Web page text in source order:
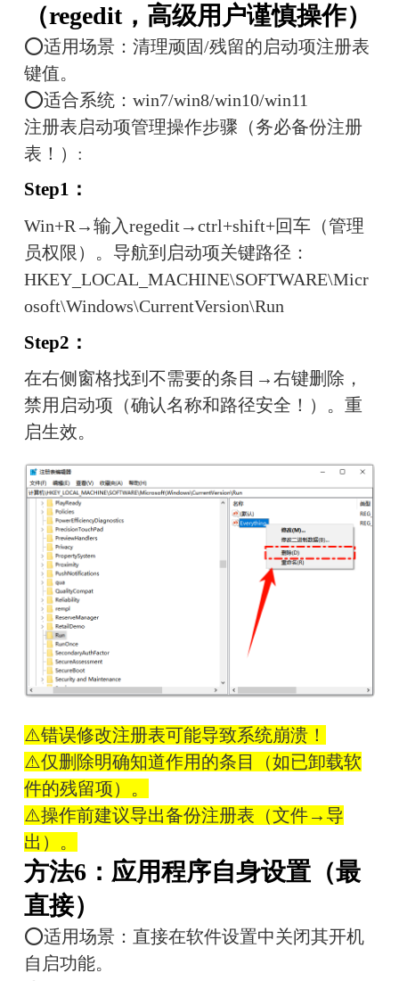
（regedit，高级用户谨慎操作）
⭕适用场景：清理顽固/残留的启动项注册表
键值。
⭕适合系统：win7/win8/win10/win11
注册表启动项管理操作步骤（务必备份注册
表！）:
Step1：
Win+R→输入regedit→ctrl+shift+回车（管理
员权限）。导航到启动项关键路径：
HKEY_LOCAL_MACHINE\SOFTWARE\Micr
osoft\Windows\CurrentVersion\Run
Step2：
在右侧窗格找到不需要的条目→右键删除，
禁用启动项（确认名称和路径安全！）。重
启生效。
⚠️错误修改注册表可能导致系统崩溃！
⚠️仅删除明确知道作用的条目（如已卸载软
件的残留项）。
⚠️操作前建议导出备份注册表（文件→导
出）。
方法6：应用程序自身设置（最
直接）
⭕适用场景：直接在软件设置中关闭其开机
自启功能。